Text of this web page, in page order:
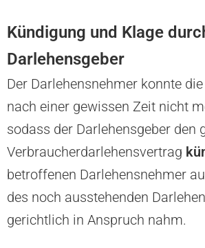
Kündigung und Klage
Darlehensgeber
Der Darlehensnehmer konnte
nach einer gewissen Zeit nicht
sodass der Darlehensgeber den
Verbraucherdarlehensvertrag
betroffenen Darlehensnehmer
des noch ausstehenden
gerichtlich in Anspruch nahm.